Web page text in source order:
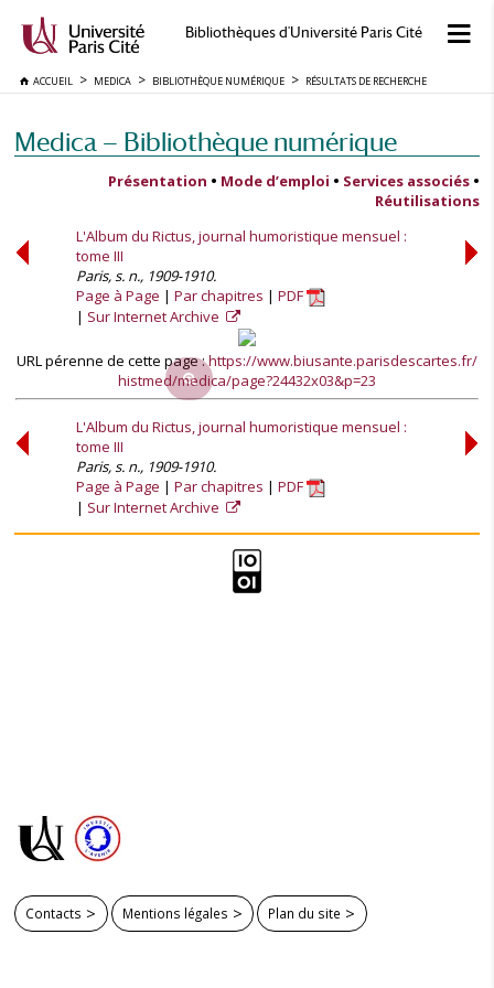
Bibliothèques d'Université Paris Cité
ACCUEIL MEDICA BIBLIOTHÈQUE NUMÉRIQUE RÉSULTATS DE RECHERCHE
Medica — Bibliothèque numérique
Présentation • Mode d’emploi • Services associés •
Réutilisations
L'Album du Rictus, journal humoristique mensuel :
tome III
Paris, s. n., 1909-1910.
Page à Page
Par chapitres
PDF
Sur Internet Archive
URL pérenne de cette page :https://www.biusante.parisdescartes.fr/
histmed/medica/page?24432x03&p=23
L'Album du Rictus, journal humoristique mensuel :
tome III
Paris, s. n., 1909-1910.
Page à Page
Par chapitres
PDF
Sur Internet Archive
Contacts Mentions légales Plan du site